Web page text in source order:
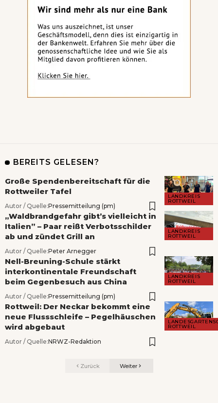
BEREITS GELESEN?
LANDKREIS
ROTTWEIL
Große Spendenbereitschaft für die
Rottweiler Tafel
Autor / Quelle:Pressemitteilung (pm)
LANDKREIS
ROTTWEIL
„Waldbrandgefahr gibt’s vielleicht in
Italien” – Paar reißt Verbotsschilder
ab und zündet Grill an
Autor / Quelle:Peter Arnegger
LANDKREIS
ROTTWEIL
Nell-Breuning-Schule stärkt
interkontinentale Freundschaft
beim Gegenbesuch aus China
Autor / Quelle:Pressemitteilung (pm)
ROTTWEIL
Rottweil: Der Neckar bekommt eine
neue Flussschleife – Pegelhäuschen
wird abgebaut
Autor / Quelle:NRWZ-Redaktion
Zurück Weiter